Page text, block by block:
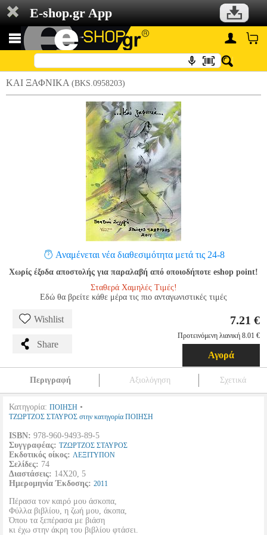
E-shop.gr App
ΚΑΙ ΞΑΦΝΙΚΑ (BKS.0958203)
Αναμένεται νέα διαθεσιμότητα μετά τις 24-8
Χωρίς έξοδα αποστολής για παραλαβή από οποιοδήποτε eshop point!
Σταθερά Χαμηλές Τιμές!
Εδώ θα βρείτε κάθε μέρα τις πιο ανταγωνιστικές τιμές
Wishlist
Share
7.21 €
Προτεινόμενη λιανική 8.01 €
Αγορά
Περιγραφή Αξιολόγηση Σχετικά
Κατηγορία: ΠΟΙΗΣΗ •
ΤΖΩΡΤΖΟΣ ΣΤΑΥΡΟΣ στην κατηγορία ΠΟΙΗΣΗ
ISBN: 978-960-9493-89-5
Συγγραφέας: ΤΖΩΡΤΖΟΣ ΣΤΑΥΡΟΣ
Εκδοτικός οίκος: ΛΕΞΙΤΥΠΟΝ
Σελίδες: 74
Διαστάσεις: 14Χ20, 5
Ημερομηνία Έκδοσης: 2011
Πέρασα τον καιρό μου άσκοπα,
Φύλλα βιβλίου, η ζωή μου, άκοπα,
Όπου τα ξεπέρασα με βιάση
κι έχω στην άκρη του βιβλίου φτάσει.